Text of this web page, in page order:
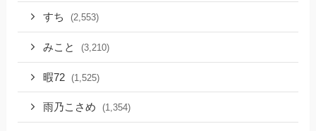
すち (2,553)
みこと (3,210)
暇72 (1,525)
雨乃こさめ (1,354)